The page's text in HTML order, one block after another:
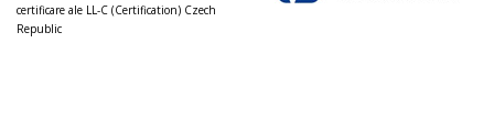
certificare ale LL-C (Certification) Czech
Republic